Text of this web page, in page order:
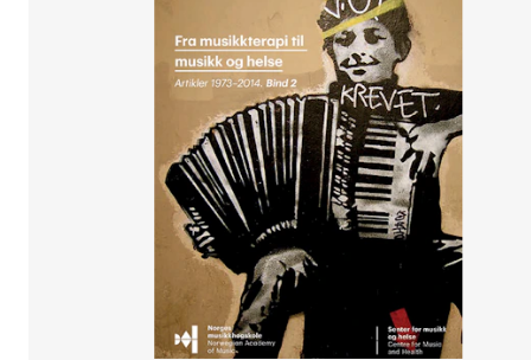
Studentutvalet SUT (student.nmh.no)